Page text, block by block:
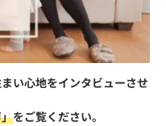
い心地をインタビューさせ
をご覧ください。